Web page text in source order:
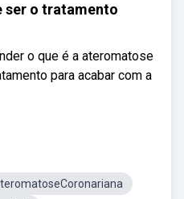
ser o tratamento
o que é a ateromatose
para acabar com a